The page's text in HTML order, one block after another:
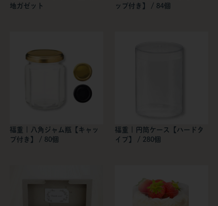
地ガゼット
ップ付き】 / 84個
福重 | 八角ジャム瓶【キャッ
プ付き】 / 80個
福重 | 円筒ケース【ハードタ
イプ】 / 280個